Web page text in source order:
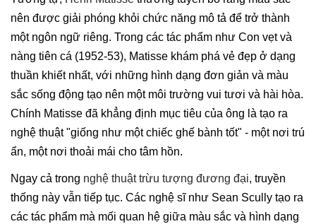
nên được giải phóng khỏi chức năng mô tả để trở thành
một ngôn ngữ riêng. Trong các tác phẩm như Con vẹt và
nàng tiên cá (1952-53), Matisse khám phá vẻ đẹp ở dạng
thuần khiết nhất, với những hình dạng đơn giản và màu
sắc sống động tạo nên một môi trường vui tươi và hài hòa.
Chính Matisse đã khẳng định mục tiêu của ông là tạo ra
nghệ thuật "giống như một chiếc ghế bành tốt" - một nơi trú
ẩn, một nơi thoải mái cho tâm hồn.
Ngay cả trong nghệ thuật trừu tượng đương đại, truyền
thống này vẫn tiếp tục. Các nghệ sĩ như Sean Scully tạo ra
các tác phẩm mà mối quan hệ giữa màu sắc và hình dạng